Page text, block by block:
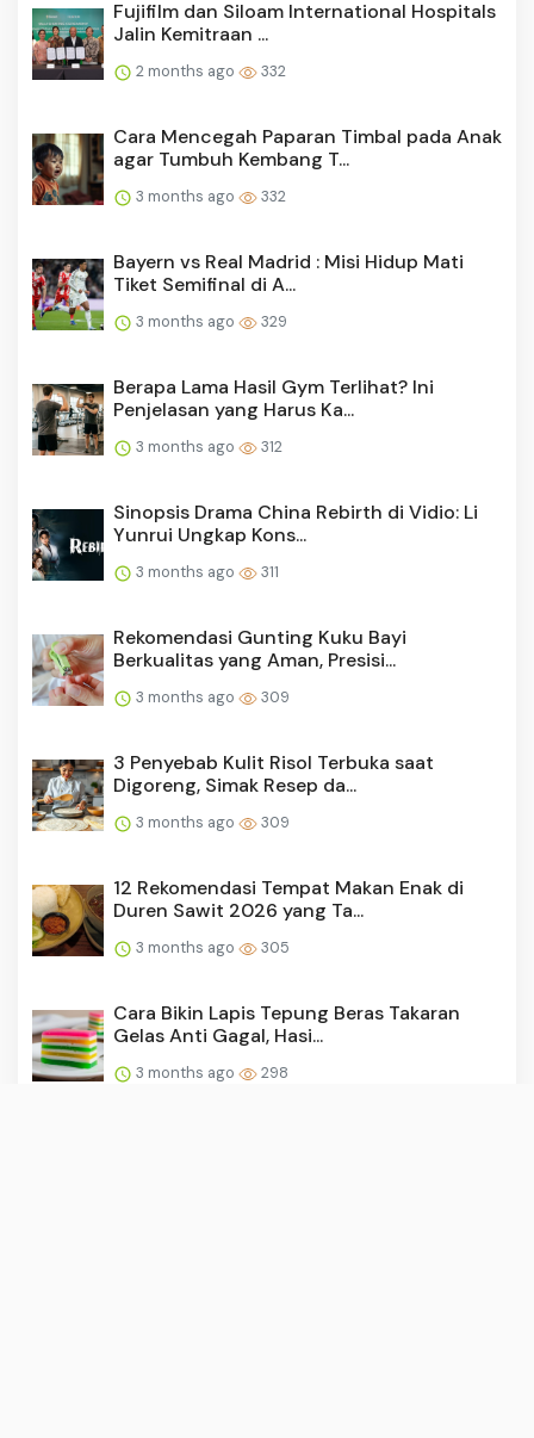
Fujifilm dan Siloam International Hospitals
Jalin Kemitraan ...
2 months ago 332
Cara Mencegah Paparan Timbal pada Anak
agar Tumbuh Kembang T...
3 months ago 332
Bayern vs Real Madrid : Misi Hidup Mati
Tiket Semifinal di A...
3 months ago 329
Berapa Lama Hasil Gym Terlihat? Ini
Penjelasan yang Harus Ka...
3 months ago 312
Sinopsis Drama China Rebirth di Vidio: Li
Yunrui Ungkap Kons...
3 months ago 311
Rekomendasi Gunting Kuku Bayi
Berkualitas yang Aman, Presisi...
3 months ago 309
3 Penyebab Kulit Risol Terbuka saat
Digoreng, Simak Resep da...
3 months ago 309
12 Rekomendasi Tempat Makan Enak di
Duren Sawit 2026 yang Ta...
3 months ago 305
Cara Bikin Lapis Tepung Beras Takaran
Gelas Anti Gagal, Hasi...
3 months ago 298